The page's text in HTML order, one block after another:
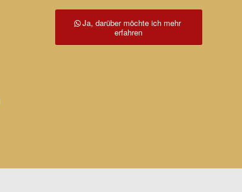
Ja, darüber möchte ich mehr
erfahren